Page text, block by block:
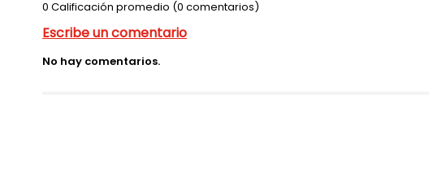
0 Calificación promedio (0 comentarios)
No hay comentarios.